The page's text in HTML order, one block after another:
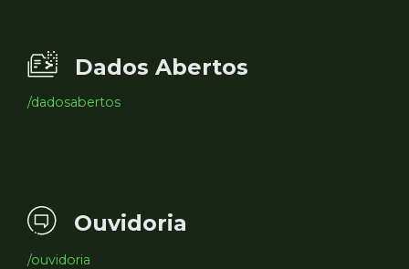
Dados Abertos
/dadosabertos
Ouvidoria
/ouvidoria